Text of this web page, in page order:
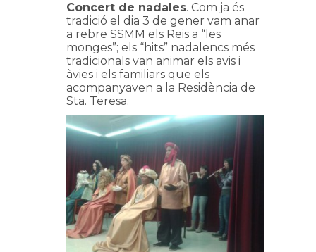
Concert de nadales. Com ja és
tradició el dia 3 de gener vam anar
a rebre SSMM els Reis a “les
monges”; els “hits” nadalencs més
tradicionals van animar els avis i
àvies i els familiars que els
acompanyaven a la Residència de
Sta. Teresa.